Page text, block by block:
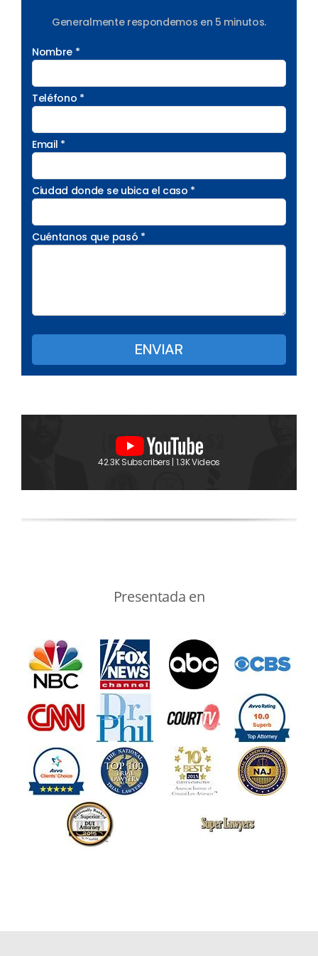
Generalmente respondemos en 5 minutos.
Nombre *
Teléfono *
Email *
Ciudad donde se ubica el caso *
Cuéntanos que pasó *
42.3K Subscribers | 1.3K Videos
Presentada en